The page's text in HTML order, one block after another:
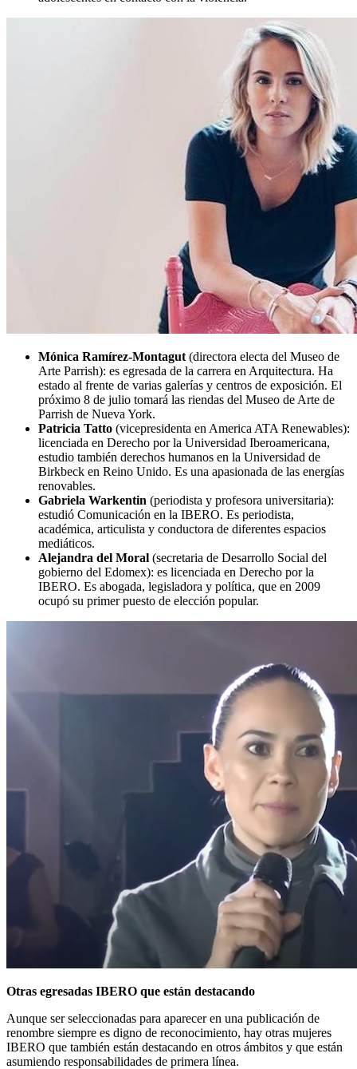
Mónica Ramírez-Montagut (directora electa del Museo de
Arte Parrish): es egresada de la carrera en Arquitectura. Ha
estado al frente de varias galerías y centros de exposición. El
próximo 8 de julio tomará las riendas del Museo de Arte de
Parrish de Nueva York.
Patricia Tatto (vicepresidenta en America ATA Renewables):
licenciada en Derecho por la Universidad Iberoamericana,
estudio también derechos humanos en la Universidad de
Birkbeck en Reino Unido. Es una apasionada de las energías
renovables.
Gabriela Warkentin (periodista y profesora universitaria):
estudió Comunicación en la IBERO. Es periodista,
académica, articulista y conductora de diferentes espacios
mediáticos.
Alejandra del Moral (secretaria de Desarrollo Social del
gobierno del Edomex): es licenciada en Derecho por la
IBERO. Es abogada, legisladora y política, que en 2009
ocupó su primer puesto de elección popular.
Otras egresadas IBERO que están destacando
Aunque ser seleccionadas para aparecer en una publicación de
renombre siempre es digno de reconocimiento, hay otras mujeres
IBERO que también están destacando en otros ámbitos y que están
asumiendo responsabilidades de primera línea.